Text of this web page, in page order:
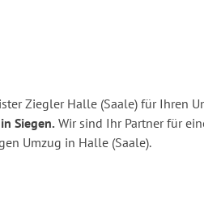
Ziegler Halle (Saale) für Ihren
Siegen. Wir sind Ihr Partner für
Umzug in Halle (Saale).